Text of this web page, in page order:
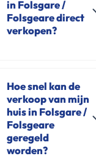
in Folsgare /
Folsgeare direct
verkopen?
direct aan in
Folsgare / Folsgeare
en omgeving. U
verkoopt
rechtstreeks aan ons
Hoe snel kan de
verkoop van mijn
huis in Folsgare /
Folsgeare
geregeld
worden?